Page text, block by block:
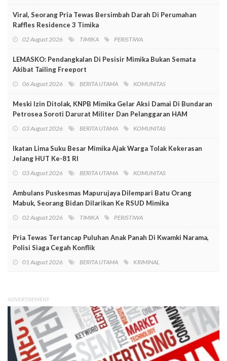
Viral, Seorang Pria Tewas Bersimbah Darah Di Perumahan
Raffles Residence 3 Timika
02 August 2026 TIMIKA PERISTIWA
LEMASKO: Pendangkalan Di Pesisir Mimika Bukan Semata
Akibat Tailing Freeport
06 August 2026 BERITA UTAMA KOMUNITAS
Meski Izin Ditolak, KNPB Mimika Gelar Aksi Damai Di Bundaran
Petrosea Soroti Darurat Militer Dan Pelanggaran HAM
03 August 2026 BERITA UTAMA KOMUNITAS
Ikatan Lima Suku Besar Mimika Ajak Warga Tolak Kekerasan
Jelang HUT Ke-81 RI
03 August 2026 BERITA UTAMA KOMUNITAS
Ambulans Puskesmas Mapurujaya Dilempari Batu Orang
Mabuk, Seorang Bidan Dilarikan Ke RSUD Mimika
02 August 2026 TIMIKA PERISTIWA
Pria Tewas Tertancap Puluhan Anak Panah Di Kwamki Narama,
Polisi Siaga Cegah Konflik
01 August 2026 BERITA UTAMA KRIMINAL
ADVERTISEMENT